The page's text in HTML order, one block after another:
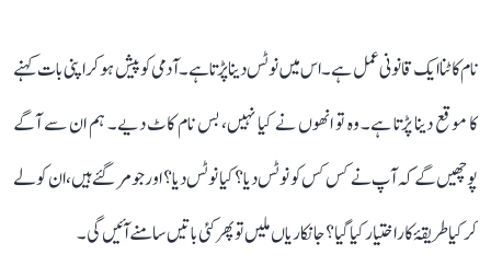
نام کاٹنا ایک قانونی عمل ہے۔ اس میں نوٹس دینا پڑتا ہے۔ آدمی کو پیش ہو کر اپنی بات کہنے
کا موقع دینا پڑتا ہے۔ وہ تو انھوں نے کیا نہیں، بس نام کاٹ دیے۔ ہم ان سے آگے
پوچھیں گے کہ آپ نے کس کس کو نوٹس دیا؟ کیا نوٹس دیا؟ اور جو مر گئے ہیں، ان کو لے
کر کیا طریقۂ کار اختیار کیا گیا؟ جانکاریاں ملیں تو پھر کئی باتیں سامنے آئیں گی۔